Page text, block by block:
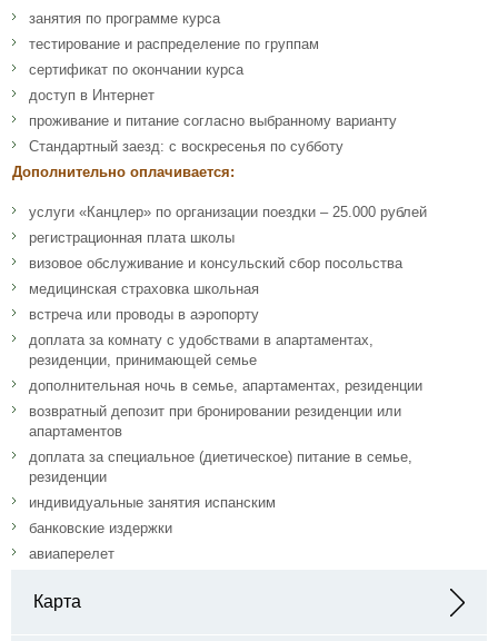
занятия по программе курса
тестирование и распределение по группам
сертификат по окончании курса
доступ в Интернет
проживание и питание согласно выбранному варианту
Стандартный заезд: с воскресенья по субботу
Дополнительно оплачивается:
услуги «Канцлер» по организации поездки – 25.000 рублей
регистрационная плата школы
визовое обслуживание и консульский сбор посольства
медицинская страховка школьная
встреча или проводы в аэропорту
доплата за комнату с удобствами в апартаментах,
резиденции, принимающей семье
дополнительная ночь в семье, апартаментах, резиденции
возвратный депозит при бронировании резиденции или
апартаментов
доплата за специальное (диетическое) питание в семье,
резиденции
индивидуальные занятия испанским
банковские издержки
авиаперелет
Карта